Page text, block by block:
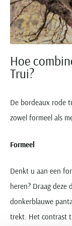
Hoe
Trui?
De bordeaux rode
zowel formeel als
Formeel
Denkt u aan een
heren? Draag deze
donkerblauwe
trekt. Het contrast